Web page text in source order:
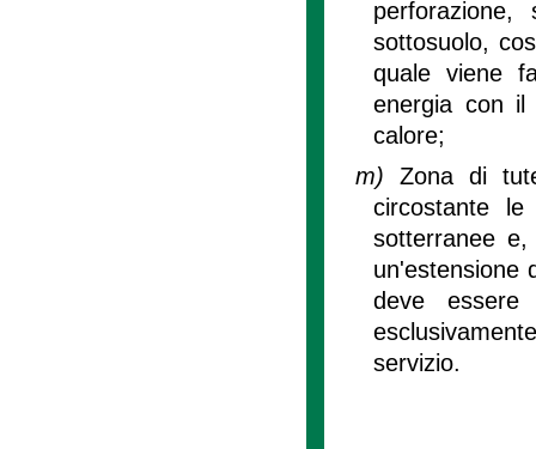
sottosuolo,
quale viene
energia con il
calore;
m) Zona di
circostante
sotterranee
un'estensione
deve essere
servizio.